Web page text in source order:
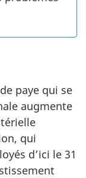
paye qui se
augmente
qui
d’ici le 31